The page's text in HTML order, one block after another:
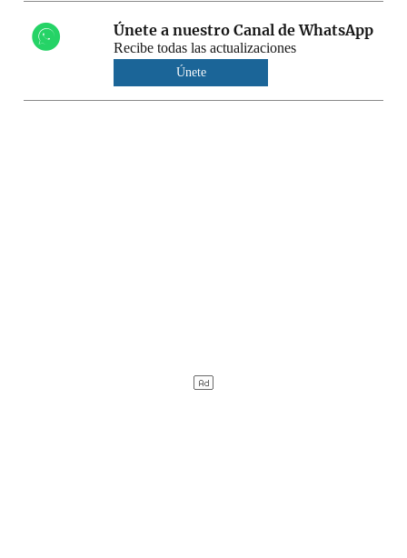
Únete a nuestro Canal de WhatsApp
Recibe todas las actualizaciones
Únete